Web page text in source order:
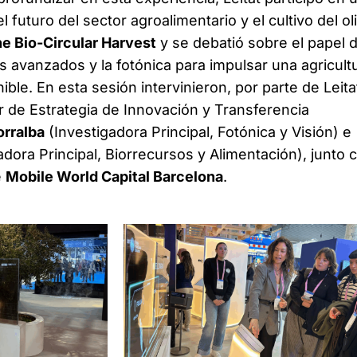
futuro del sector agroalimentario y el cultivo del
Bio-Circular Harvesty se debatió sobre el papel
avanzados y la fotónica para impulsar una
En esta sesión intervinieron, por parte de
Estrategia de Innovación y Transferencia
(Investigadora Principal, Fotónica y Visión) e
Principal, Biorrecursos y Alimentación), junto
Mobile World Capital Barcelona.